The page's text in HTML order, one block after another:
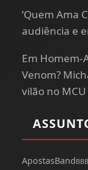
‘Quem Ama
audiência e
Em Homem-
Venom?
vilão no MCU
ApostasBand